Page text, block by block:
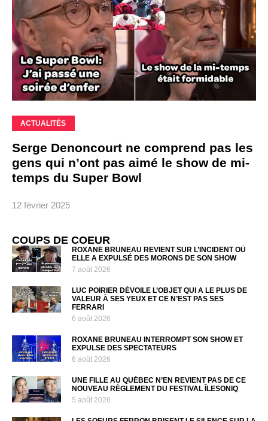
ACTUALITÉS
Serge Denoncourt ne comprend pas les
gens qui n’ont pas aimé le show de mi-
temps du Super Bowl
12 février 2025
COUPS DE COEUR
ROXANE BRUNEAU REVIENT SUR L’INCIDENT OÙ
ELLE A EXPULSÉ DES MORONS DE SON SHOW
7 août 2026
LUC POIRIER DÉVOILE L’OBJET QUI A LE PLUS DE
VALEUR À SES YEUX ET CE N’EST PAS SES
FERRARI
6 août 2026
ROXANE BRUNEAU INTERROMPT SON SHOW ET
EXPULSE DES SPECTATEURS
6 août 2026
UNE FILLE AU QUÉBEC N’EN REVIENT PAS DE CE
NOUVEAU RÈGLEMENT DU FESTIVAL ÎLESONIQ
5 août 2026